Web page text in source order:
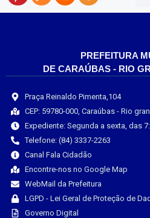
PREFEITURA
DE CARAÚBAS - RIO
Praça Reinaldo Pimenta,104
CEP: 59780-000, Caraúbas - Rio
Expediente: Segunda a sexta, das
Telefone: (84) 3337-2263
Canal Fala Cidadão
Encontre-nos no Google Map
WebMail da Prefeitura
LGPD - Lei Geral de Proteção de
Governo Digital